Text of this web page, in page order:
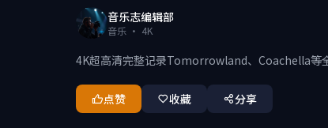
音乐志编辑部
音乐 · 4K
4K超高清完整记录Tomorrowland、Coachella等
点赞 收藏 分享